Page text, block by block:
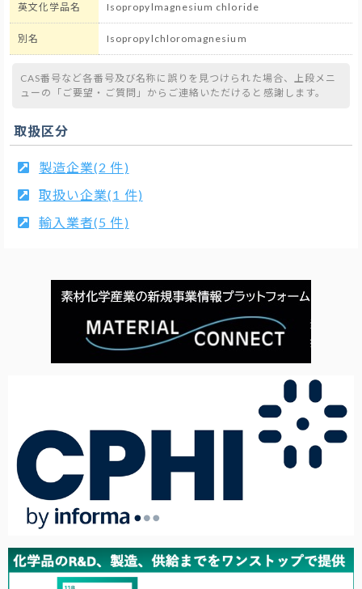
英文化学品名 Isopropylmagnesium chloride
別名 Isopropylchloromagnesium
CAS番号など各番号及び名称に誤りを見つけられた場合、上段メニ
ューの「ご要望・ご質問」からご連絡いただけると感謝します。
取扱区分
製造企業(2 件)
取扱い企業(1 件)
輸入業者(5 件)